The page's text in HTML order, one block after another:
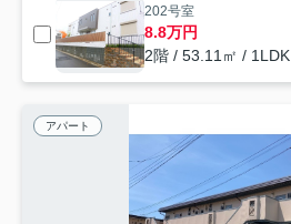
202号室
8.8万円
2階 / 53.11㎡ / 1LDK
アパート